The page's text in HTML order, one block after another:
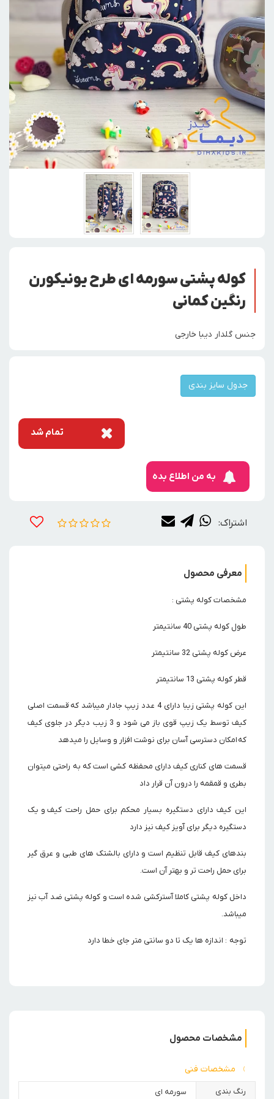
کوله پشتی سورمه ای طرح یونیکورن
رنگین کمانی
جنس گلدار دیبا خارجی
جدول سایز بندی
تمام شد
به من اطلاع بده
اشتراک:
معرفی محصول
مشخصات کوله پشتی :
طول کوله پشتی 40 سانتیمتر
عرض کوله پشتی 32 سانتیمتر
قطر کوله پشتی 13 سانتیمتر
این کوله پشتی زیبا دارای 4 عدد زیپ جادار میباشد که قسمت اصلی
کیف توسط یک زیپ قوی باز می شود و 3 زیب دیگر در جلوی کیف
که امکان دسترسی آسان برای نوشت افزار و وسایل را میدهد
قسمت های کناری کیف دارای محفظه کشی است که به راحتی میتوان
بطری و قمقمه را درون آن قرار داد
این کیف دارای دستگیره بسیار محکم برای حمل راحت کیف و یک
دستگیره دیگر برای آویز کیف نیز دارد
بندهای کیف قابل تنظیم است و دارای بالشتک های طبی و عرق گیر
برای حمل راحت تر و بهتر آن است.
داخل کوله پشتی کاملا آسترکشی شده است و کوله پشتی ضد آب نیز
میباشد.
توجه : اندازه ها یک تا دو سانتی متر جای خطا دارد
مشخصات محصول
مشخصات فنی
رنگ بندی سورمه ای